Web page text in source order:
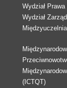
Wydział
Wydział
(ICTQT)